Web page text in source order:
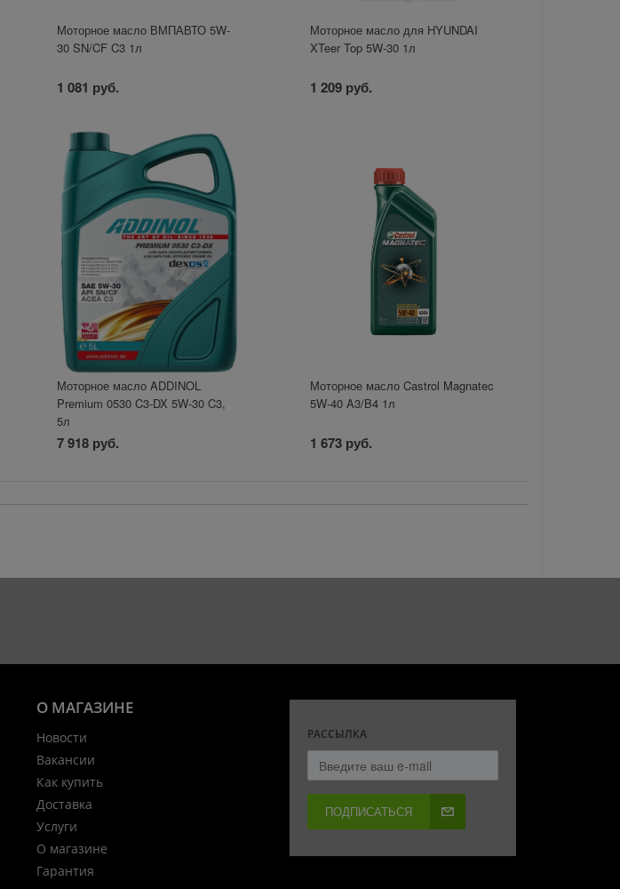
Моторное масло ВМПАВТО 5W-
30 SN/CF C3 1л
1 081 руб.
Моторное масло для HYUNDAI
XTeer Top 5W-30 1л
1 209 руб.
Моторное масло ADDINOL
Premium 0530 C3-DX 5W-30 C3,
5л
7 918 руб.
Моторное масло Castrol Magnatec
5W-40 A3/B4 1л
1 673 руб.
О МАГАЗИНЕ
Новости
Вакансии
Как купить
Доставка
Услуги
О магазине
Гарантия
РАССЫЛКА
ПОДПИСАТЬСЯ